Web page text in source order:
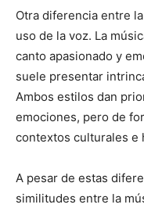
Otra diferencia entre
uso de la voz. La
canto apasionado y
suele presentar
Ambos estilos dan
emociones, pero de
contextos culturales e
A pesar de estas
similitudes entre la